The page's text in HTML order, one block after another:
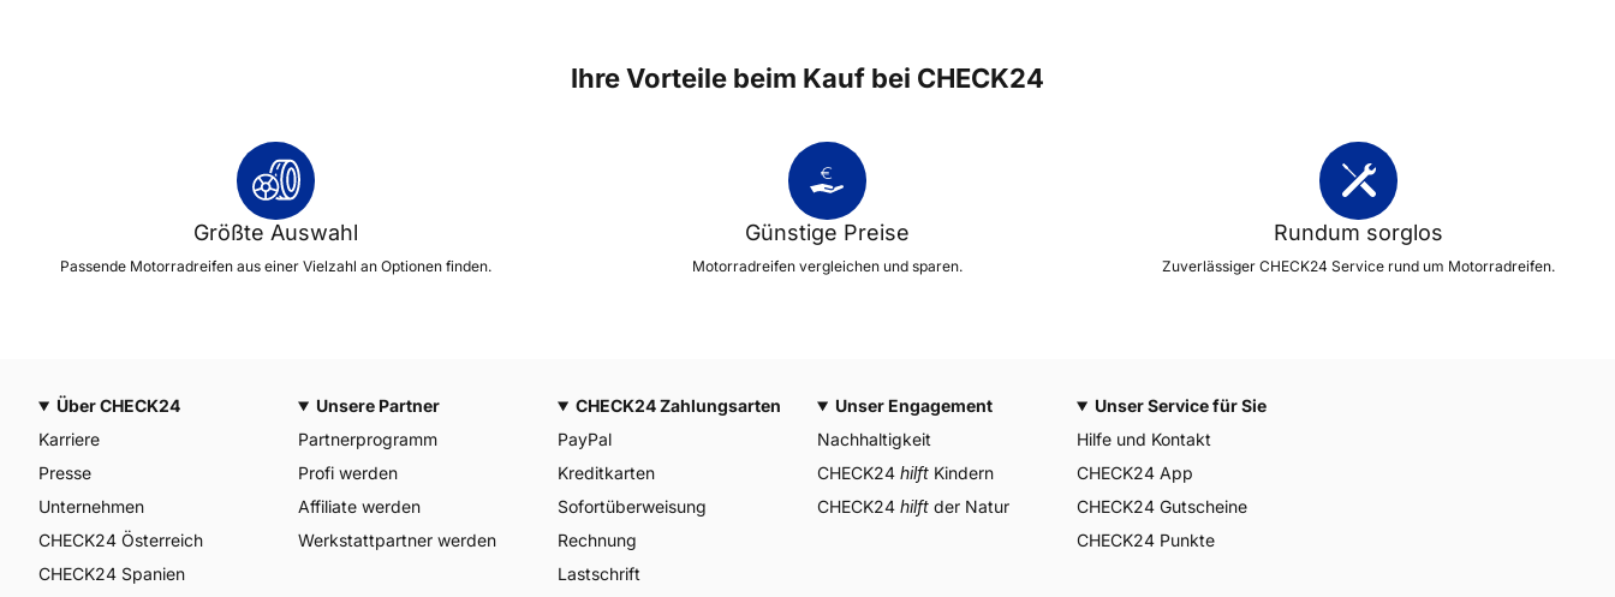
Ihre Vorteile beim Kauf bei CHECK24
Größte Auswahl
Passende Motorradreifen aus einer Vielzahl an Optionen finden.
Günstige Preise
Motorradreifen vergleichen und sparen.
Rundum sorglos
Zuverlässiger CHECK24 Service rund um Motorradreifen.
Über CHECK24
Karriere
Presse
Unternehmen
CHECK24 Österreich
CHECK24 Spanien
Unsere Partner
Partnerprogramm
Profi werden
Affiliate werden
Werkstattpartner werden
CHECK24 Zahlungsarten
PayPal
Kreditkarten
Sofortüberweisung
Rechnung
Lastschrift
Unser Engagement
Nachhaltigkeit
CHECK24 hilft Kindern
CHECK24 hilft der Natur
Unser Service für Sie
Hilfe und Kontakt
CHECK24 App
CHECK24 Gutscheine
CHECK24 Punkte